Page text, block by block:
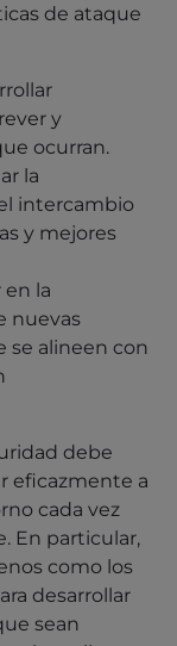
de ataque
y
ocurran.
la
intercambio
y mejores
en la
nuevas
se alineen con
debe
eficazmente a
cada vez
En particular,
como los
desarrollar
sean